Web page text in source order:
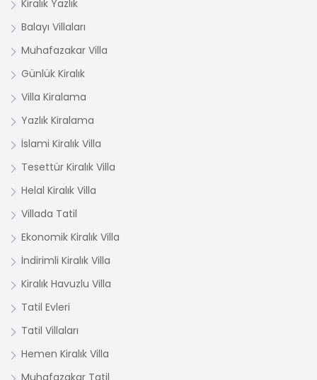
Kiralık Yazlık
Balayı Villaları
Muhafazakar Villa
Günlük Kiralık
Villa Kiralama
Yazlık Kiralama
İslami Kiralık Villa
Tesettür Kiralık Villa
Helal Kiralık Villa
Villada Tatil
Ekonomik Kiralık Villa
İndirimli Kiralık Villa
Kiralık Havuzlu Villa
Tatil Evleri
Tatil Villaları
Hemen Kiralık Villa